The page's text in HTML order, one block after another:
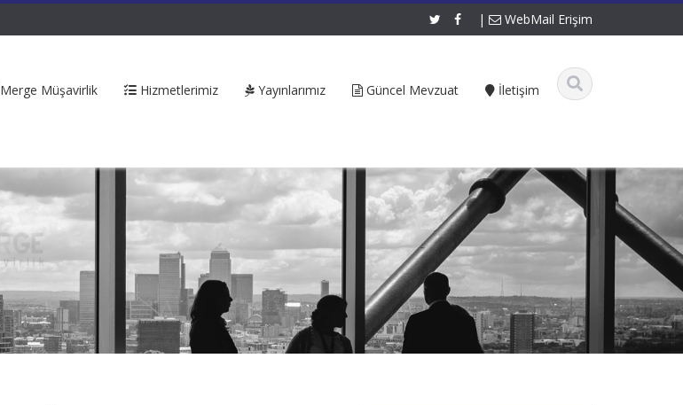
| WebMail Erişim
Merge Müşavirlik Hizmetlerimiz Yayınlarımız Güncel Mevzuat İletişim